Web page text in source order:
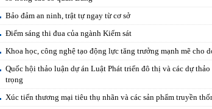
Bảo đảm an ninh, trật tự ngay từ cơ sở
Điểm sáng thi đua của ngành Kiểm sát
Khoa học, công nghệ tạo động lực tăng trưởng mạnh mẽ cho
Quốc hội thảo luận dự án Luật Phát triển đô thị và các dự
trọng
Xúc tiến thương mại tiêu thụ nhãn và các sản phẩm truyền